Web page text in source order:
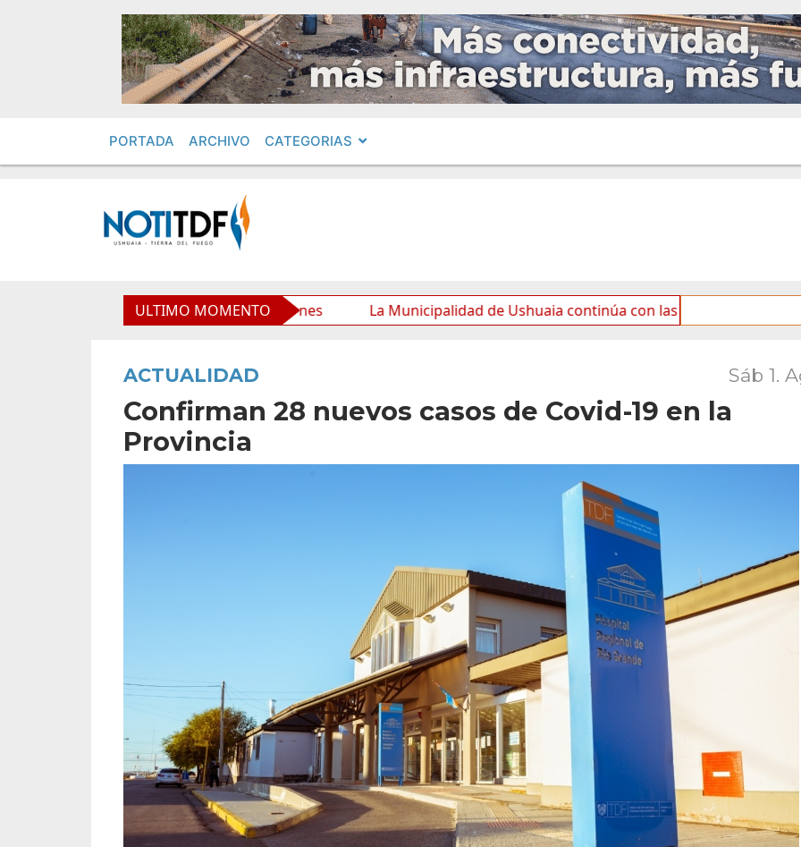
PORTADA ARCHIVO CATEGORIAS
ULTIMO MOMENTO
y mejora sus prestaciones La Municipalidad de Ushuaia continúa con las tareas de mantenimiento
ACTUALIDAD Sáb 1.
Confirman 28 nuevos casos de Covid-19 en la
Provincia